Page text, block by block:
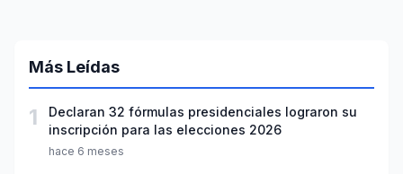
Más Leídas
1
Declaran 32 fórmulas presidenciales lograron su
inscripción para las elecciones 2026
hace 6 meses